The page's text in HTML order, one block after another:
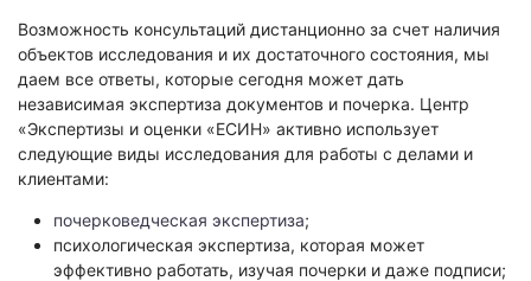
Пожарно-техническая экспертиза
Экологическая экспертиза
Физико-химическая экспертиза
Экспертиза изделий из металлов
Юридическая экспертиза
Исследования на полиграфе
Возможность консультаций дистанционно за счет наличия
объектов исследования и их достаточного состояния, мы
даем все ответы, которые сегодня может дать
независимая экспертиза документов и почерка. Центр
«Экспертизы и оценки «ЕСИН» активно использует
следующие виды исследования для работы с делами и
клиентами:
почерковедческая экспертиза;
психологическая экспертиза, которая может
эффективно работать, изучая почерки и даже подписи;